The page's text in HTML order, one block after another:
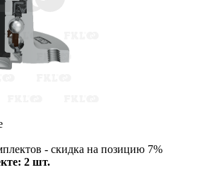
- скидка на позицию 7%
2 шт.